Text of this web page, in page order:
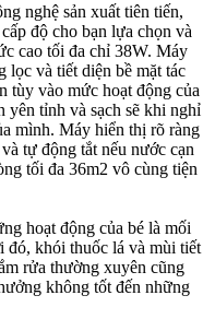
nghệ sản xuất tiên tiến,
độ cho bạn lựa chọn và
cao tối đa chỉ 38W. Máy
lọc và tiết diện bề mặt tác
tùy vào mức hoạt động của
yên tỉnh và sạch sẽ khi nghỉ
mình. Máy hiển thị rõ ràng
tự động tắt nếu nước cạn
tối đa 36m2 vô cùng tiện
hoạt động của bé là mối
đó, khói thuốc lá và mùi tiết
rửa thường xuyên cũng
không tốt đến những